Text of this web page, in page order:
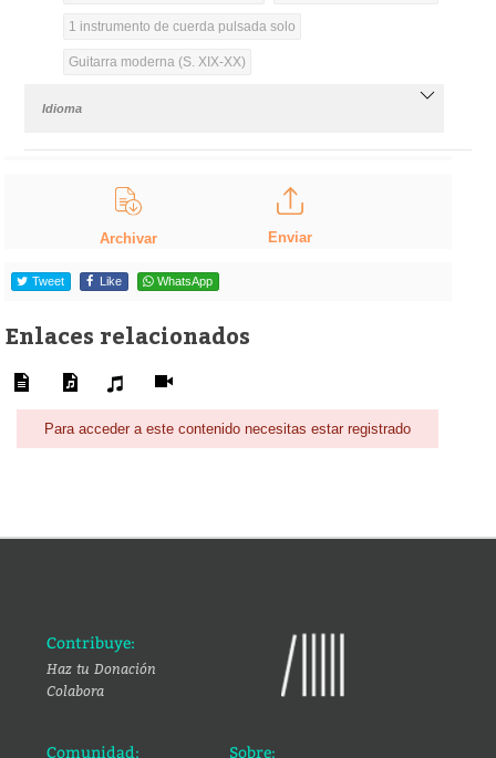
1 instrumento de cuerda pulsada solo
Guitarra moderna (S. XIX-XX)
Idioma
Archivar Enviar
Tweet Like WhatsApp
Enlaces relacionados
Para acceder a este contenido necesitas estar registrado
Contribuye:
Haz tu Donación
Colabora
Comunidad: Sobre: